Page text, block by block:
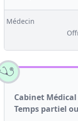
Médecin
Cabinet
Temps partiel